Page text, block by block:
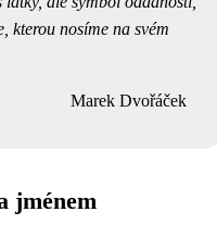
kterou nosíme na svém
Marek Dvořáček
jménem